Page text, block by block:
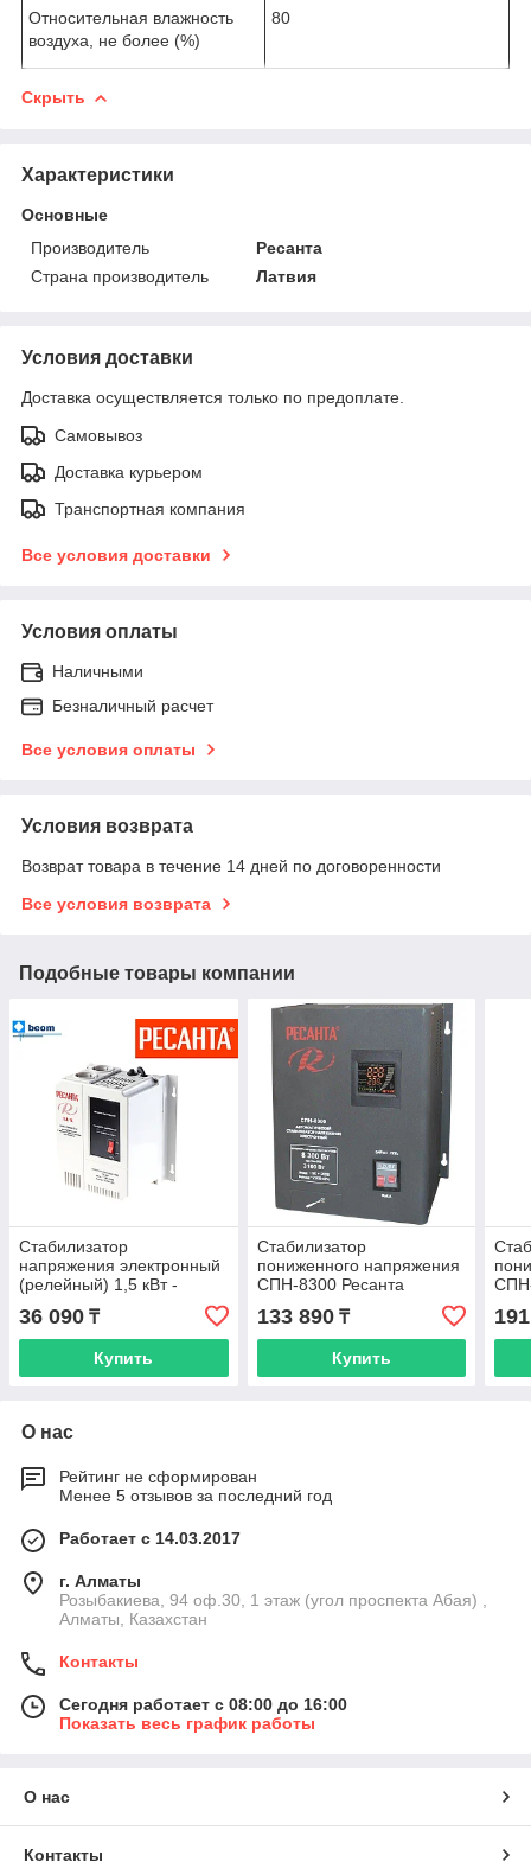
Относительная влажность
воздуха, не более (%)
80
Скрыть
Характеристики
Основные
Производитель
Ресанта
Страна производитель
Латвия
Условия доставки
Доставка осуществляется только по предоплате.
Самовывоз
Доставка курьером
Транспортная компания
Все условия доставки
Условия оплаты
Наличными
Безналичный расчет
Все условия оплаты
Условия возврата
Возврат товара в течение 14 дней по договоренности
Все условия возврата
Подобные товары компании
Стабилизатор
напряжения электронный
(релейный) 1,5 кВт -
Ресанта ACH-1500Н/1-Ц -
настенный
36 090 ₸
Купить
Стабилизатор
пониженного напряжения
СПН-8300 Ресанта
настенный 220В (90-260В)
133 890₸
Купить
О нас
Рейтинг не сформирован
Менее 5 отзывов за последний год
Работает с 14.03.2017
г. Алматы
Розыбакиева, 94 оф.30, 1 этаж (угол проспекта Абая) ,
Алматы, Казахстан
Контакты
Сегодня работает с 08:00 до 16:00
Показать весь график работы
О нас
Контакты